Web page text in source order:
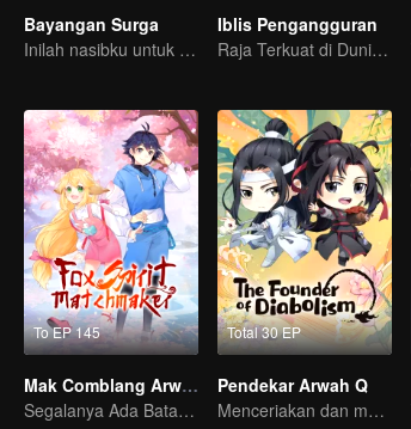
Bayangan Surga
Inilah nasibku untuk mengusir roh jahat dan iblis!
Iblis Pengangguran
Raja Terkuat di Dunia Iblis Tiba-tiba di PHK?
To EP 145
Mak Comblang Arwah Rubah
Segalanya Ada Batasnya, Tapi Cinta dan Benci Tak Terbatas
Total 30 EP
Pendekar Arwah Q
Menceriakan dan menghangatkan hari-harimu.